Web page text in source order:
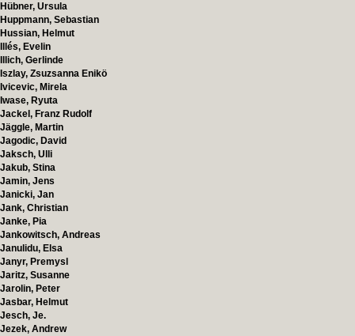
Hübner, Ursula
Huppmann, Sebastian
Hussian, Helmut
Illés, Evelin
Illich, Gerlinde
Iszlay, Zsuzsanna Enikö
Ivicevic, Mirela
Iwase, Ryuta
Jackel, Franz Rudolf
Jäggle, Martin
Jagodic, David
Jaksch, Ulli
Jakub, Stina
Jamin, Jens
Janicki, Jan
Jank, Christian
Janke, Pia
Jankowitsch, Andreas
Janulidu, Elsa
Janyr, Premysl
Jaritz, Susanne
Jarolin, Peter
Jasbar, Helmut
Jesch, Je.
Jezek, Andrew